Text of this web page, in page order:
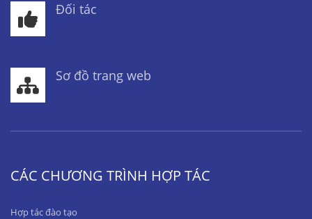
Đối tác
Sơ đồ trang web
CÁC CHƯƠNG TRÌNH HỢP TÁC
Hợp tác đào tạo